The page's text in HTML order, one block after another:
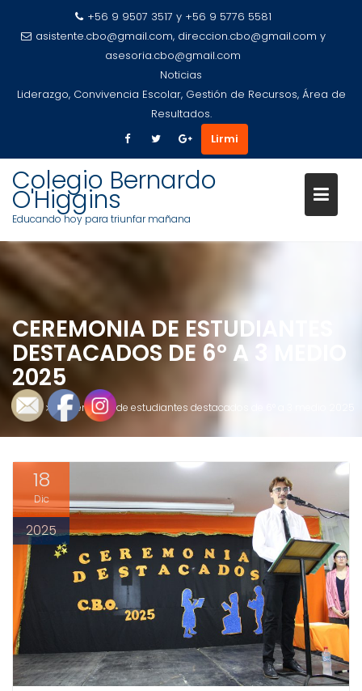
contenido
+56 9 9507 3517 y +56 9 5776 5581
asistente.cbo@gmail.com, direccion.cbo@gmail.com y
asesoria.cbo@gmail.com
Noticias
Liderazgo, Convivencia Escolar, Gestión de Recursos, Área de
Resultados.
Lirmi
Colegio Bernardo
O'Higgins
Educando hoy para triunfar mañana
CEREMONIA DE ESTUDIANTES
DESTACADOS DE 6° A 3 MEDIO
2025
Inicio Ceremonia de estudiantes destacados de 6° a 3 medio 2025
18
Dic
2025